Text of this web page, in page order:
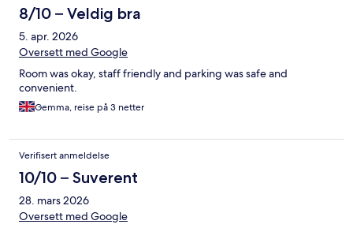
8/10 – Veldig bra
5. apr. 2026
Oversett med Google
Room was okay, staff friendly and parking was safe and
convenient.
Gemma, reise på 3 netter
Verifisert anmeldelse
10/10 – Suverent
28. mars 2026
Oversett med Google